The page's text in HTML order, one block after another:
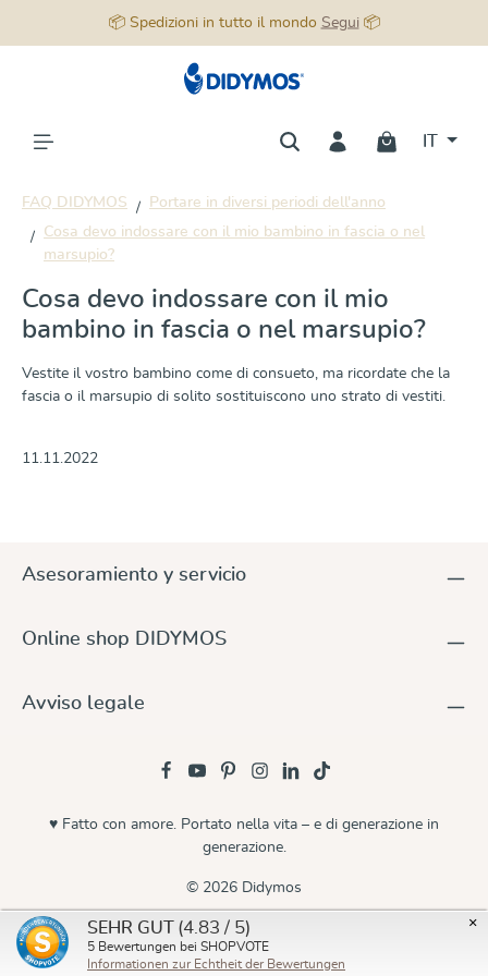
📦 Spedizioni in tutto il mondo Segui📦
FAQ DIDYMOS
Portare in diversi periodi dell'anno
Cosa devo indossare con il mio bambino in fascia o nel
marsupio?
Cosa devo indossare con il mio
bambino in fascia o nel marsupio?
Vestite il vostro bambino come di consueto, ma ricordate che la
fascia o il marsupio di solito sostituiscono uno strato di vestiti.
11.11.2022
Asesoramiento y servicio
Online shop DIDYMOS
Avviso legale
© 2026 Didymos
♥ Fatto con amore. Portato nella vita – e di generazione in
generazione.
×
SEHR GUT (4.83 / 5)
5 Bewertungen bei SHOPVOTE
Informationen zur Echtheit der Bewertungen